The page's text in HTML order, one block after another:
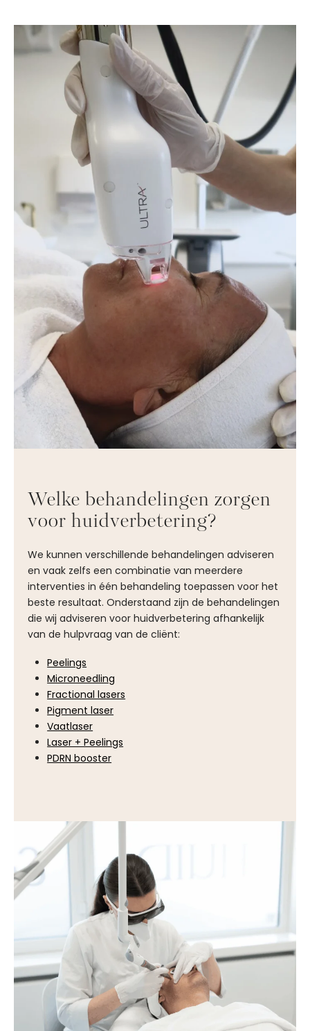
Welke behandelingen zorgen
voor huidverbetering?
We kunnen verschillende behandelingen adviseren
en vaak zelfs een combinatie van meerdere
interventies in één behandeling toepassen voor het
beste resultaat. Onderstaand zijn de behandelingen
die wij adviseren voor huidverbetering afhankelijk
van de hulpvraag van de cliënt:
Peelings
Microneedling
Fractional lasers
Pigment laser
Vaatlaser
Laser + Peelings
PDRN booster